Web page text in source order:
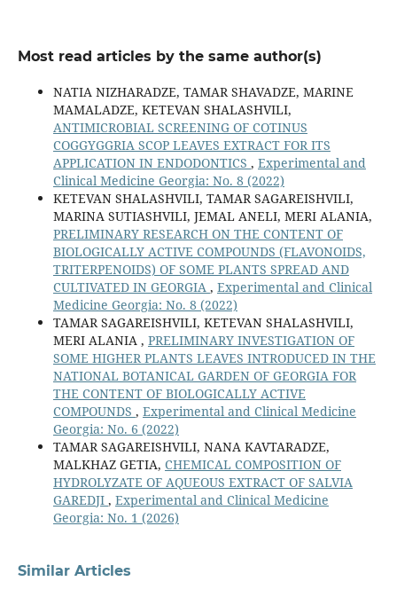
Most read articles by the same author(s)
NATIA NIZHARADZE, TAMAR SHAVADZE, MARINE
MAMALADZE, KETEVAN SHALASHVILI,
ANTIMICROBIAL SCREENING OF COTINUS
COGGYGGRIA SCOP LEAVES EXTRACT FOR ITS
APPLICATION IN ENDODONTICS , Experimental and
Clinical Medicine Georgia: No. 8 (2022)
KETEVAN SHALASHVILI, TAMAR SAGAREISHVILI,
MARINA SUTIASHVILI, JEMAL ANELI, MERI ALANIA,
PRELIMINARY RESEARCH ON THE CONTENT OF
BIOLOGICALLY ACTIVE COMPOUNDS (FLAVONOIDS,
TRITERPENOIDS) OF SOME PLANTS SPREAD AND
CULTIVATED IN GEORGIA , Experimental and Clinical
Medicine Georgia: No. 8 (2022)
TAMAR SAGAREISHVILI, KETEVAN SHALASHVILI,
MERI ALANIA , PRELIMINARY INVESTIGATION OF
SOME HIGHER PLANTS LEAVES INTRODUCED IN THE
NATIONAL BOTANICAL GARDEN OF GEORGIA FOR
THE CONTENT OF BIOLOGICALLY ACTIVE
COMPOUNDS , Experimental and Clinical Medicine
Georgia: No. 6 (2022)
TAMAR SAGAREISHVILI, NANA KAVTARADZE,
MALKHAZ GETIA, CHEMICAL COMPOSITION OF
HYDROLYZATE OF AQUEOUS EXTRACT OF SALVIA
GAREDJI , Experimental and Clinical Medicine
Georgia: No. 1 (2026)
Similar Articles